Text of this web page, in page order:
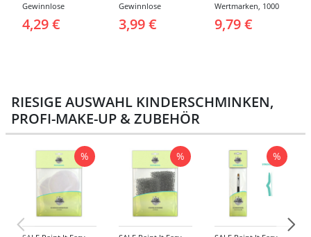
Gewinnlose
Tombola, Treffer,
bunt - Nummern 1-
4,29 €
Gewinnlose
Tombola, Treffer,
weiß - Verschiedene
3,99 €
Wertmarken, 1000
Abrisse -
Verschiedene
9,79 €
RIESIGE AUSWAHL KINDERSCHMINKEN,
PROFI-MAKE-UP & ZUBEHÖR
% % %